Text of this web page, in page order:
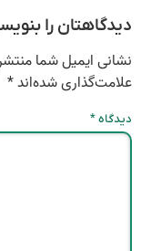
دیدگاهتان را
نشانی ایمیل شما
علامت‌گذاری شده‌اند*
دیدگاه*